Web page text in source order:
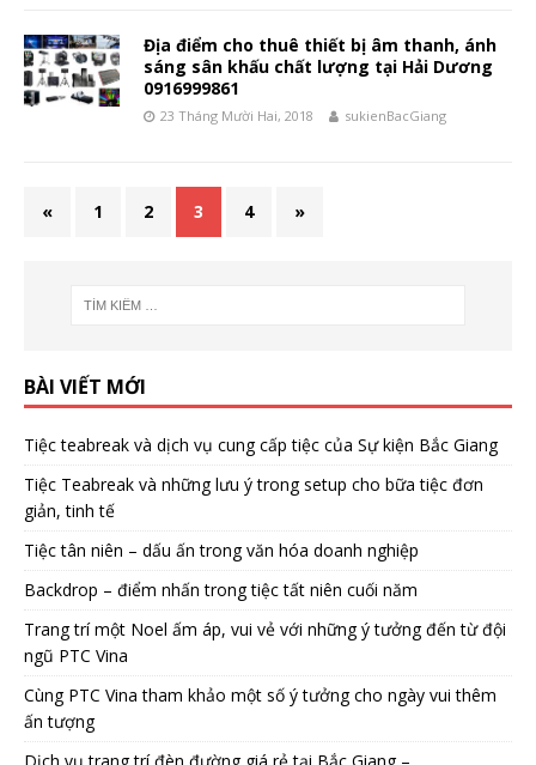
Địa điểm cho thuê thiết bị âm thanh, ánh
sáng sân khấu chất lượng tại Hải Dương
0916999861
23 Tháng Mười Hai, 2018 sukienBacGiang
« 1 2 3 4 »
BÀI VIẾT MỚI
Tiệc teabreak và dịch vụ cung cấp tiệc của Sự kiện Bắc Giang
Tiệc Teabreak và những lưu ý trong setup cho bữa tiệc đơn
giản, tinh tế
Tiệc tân niên – dấu ấn trong văn hóa doanh nghiệp
Backdrop – điểm nhấn trong tiệc tất niên cuối năm
Trang trí một Noel ấm áp, vui vẻ với những ý tưởng đến từ đội
ngũ PTC Vina
Cùng PTC Vina tham khảo một số ý tưởng cho ngày vui thêm
ấn tượng